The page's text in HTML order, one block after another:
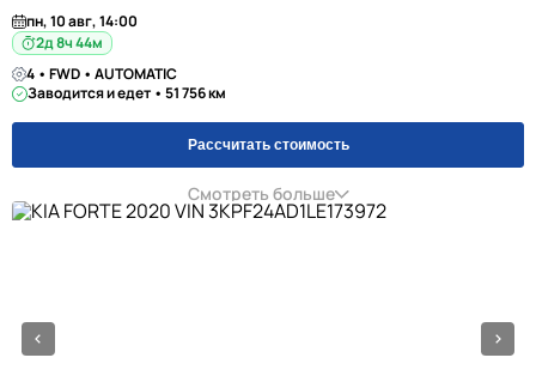
пн, 10 авг, 14:00
2д 8ч 44м
4 • FWD • AUTOMATIC
Заводится и едет • 51 756 км
Рассчитать стоимость
Смотреть больше